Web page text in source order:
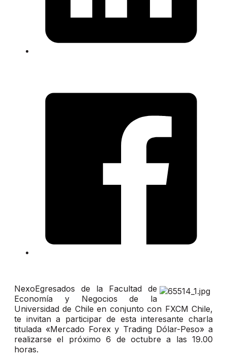
NexoEgresados de la Facultad de
Economía y Negocios de la
Universidad de Chile en conjunto con FXCM Chile,
te invitan a participar de esta interesante charla
titulada «Mercado Forex y Trading Dólar-Peso» a
realizarse el próximo 6 de octubre a las 19.00
horas.